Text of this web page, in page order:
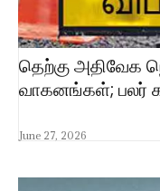
தெற்கு அதிவேக
வாகனங்கள்; பலர்
June 27, 2026